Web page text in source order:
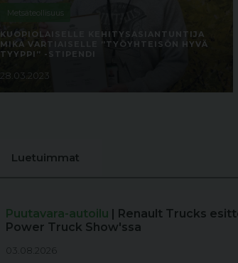
Metsäteollisuus
KUOPIOLAISELLE KEHITYSASIANTUNTIJA
MIKA VARTIAISELLE ”TYÖYHTEISÖN HYVÄ
TYYPPI” -STIPENDI
28.03.2023
Luetuimmat
Puutavara-autoilu | Renault Trucks
Power Truck Show'ssa
03.08.2026